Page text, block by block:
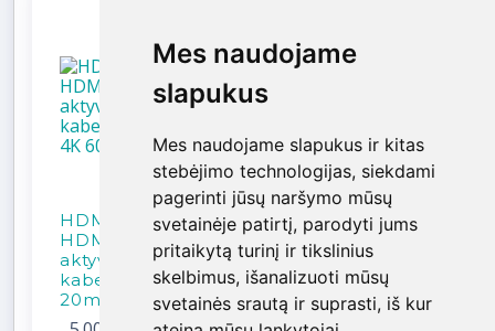
Mes naudojame
slapukus
Mes naudojame slapukus ir kitas
stebėjimo technologijas, siekdami
pagerinti jūsų naršymo mūsų
svetainėje patirtį, parodyti jums
pritaikytą turinį ir tikslinius
skelbimus, išanalizuoti mūsų
svetainės srautą ir suprasti, iš kur
Mes naudojame
slapukus
Mes naudojame slapukus ir kitas
stebėjimo technologijas, siekdami
pagerinti jūsų naršymo mūsų
svetainėje patirtį, parodyti jums
pritaikytą turinį ir tikslinius
skelbimus, išanalizuoti mūsų
svetainės srautą ir suprasti, iš kur
HDMI -
HDMI 2.0
aktyvus
kabelis,
20m, 4K...